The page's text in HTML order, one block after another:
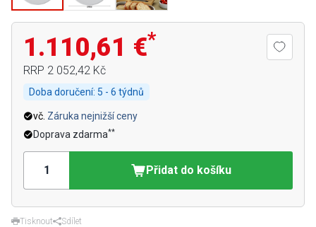
1.110,61 €*
RRP 2 052,42 Kč
Doba doručení: 5 - 6 týdnů
vč. Záruka nejnižší ceny
Doprava zdarma**
Přidat do košíku
Tisknout
Sdílet